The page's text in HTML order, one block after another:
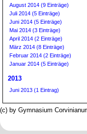
August 2014 (9 Einträge)
Juli 2014 (5 Einträge)
Juni 2014 (5 Einträge)
Mai 2014 (3 Einträge)
April 2014 (2 Einträge)
März 2014 (8 Einträge)
Februar 2014 (2 Einträge)
Januar 2014 (5 Einträge)
2013
Juni 2013 (1 Eintrag)
(c) by Gymnasium